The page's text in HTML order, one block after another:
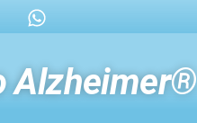
Alzheimer®